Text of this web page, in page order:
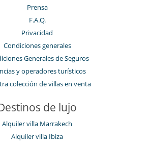
Prensa
F.A.Q.
Privacidad
Condiciones generales
Generales de Seguros
y operadores turísticos
colección de villas en venta
de lujo
Alquiler villa Marrakech
Alquiler villa Ibiza